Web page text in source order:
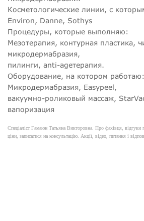
Косметологические линии, с
Environ, Danne, Sothys
Процедуры, которые выполняю:
Мезотерапия, контурная пластика,
микродермабразия,
пилинги, anti-ageтерапия.
Оборудование, на котором работаю:
Микродермабразия, Easypeel,
вакуумно-роликовый массаж,
вапоризация
Спеціаліст Гамаюн Татьяна Викторовна. Про фахівця, відгуки
ціни, записатися на консультацію. Акції, відео, питання і